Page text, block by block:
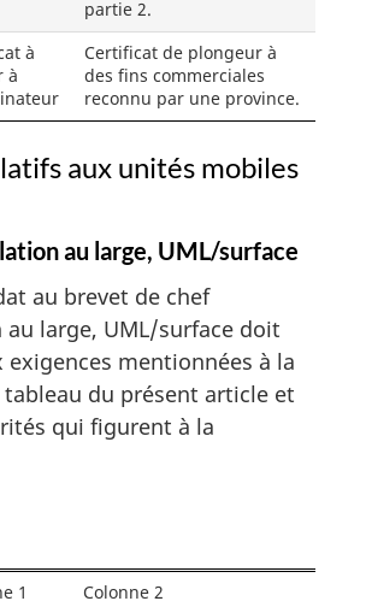
partie 2.
à
à
Certificat de plongeur à
des fins commerciales
reconnu par une province.
aux unités mobiles
au large, UML/surface
au brevet de chef
au large, UML/surface doit
exigences mentionnées à la
du présent article et
qui figurent à la
1 Colonne 2